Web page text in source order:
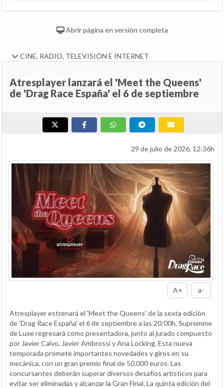
Abrir página en versión completa
CINE, RADIO, TELEVISIÓN E INTERNET
Atresplayer lanzará el 'Meet the Queens'
de 'Drag Race España' el 6 de septiembre
29 de julio de 2026, 12:36h
A+ a-
Atresplayer estrenará el 'Meet the Queens' de la sexta edición
de 'Drag Race España' el 6 de septiembre a las 20:00h. Supremme
de Luxe regresará como presentadora, junto al jurado compuesto
por Javier Calvo, Javier Ambrossi y Ana Locking. Esta nueva
temporada promete importantes novedades y giros en su
mecánica, con un gran premio final de 50.000 euros. Las
concursantes deberán superar diversos desafíos artísticos para
evitar ser eliminadas y alcanzar la Gran Final. La quinta edición del